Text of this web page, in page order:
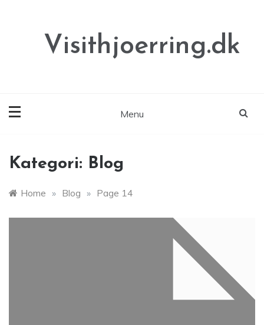
Visithjoerring.dk
Menu
Kategori: Blog
Home » Blog » Page 14